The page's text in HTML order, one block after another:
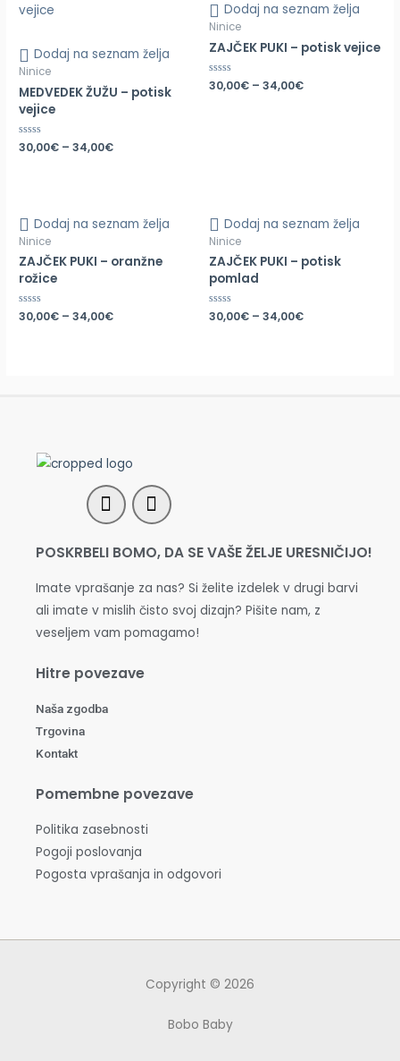
Dodaj na seznam želja
Ninice
MEDVEDEK ŽUŽU – potisk
vejice
Ocenjeno
0
30,00€ –34,00€
Dodaj na seznam želja
Ninice
ZAJČEK PUKI – potisk vejice
Ocenjeno
0
30,00€ – 34,00€
Dodaj na seznam želja
Ninice
ZAJČEK PUKI – oranžne
rožice
Ocenjeno
0
30,00€ –34,00€
Dodaj na seznam želja
Ninice
ZAJČEK PUKI – potisk
pomlad
Ocenjeno
0
30,00€ – 34,00€
POSKRBELI BOMO, DA SE VAŠE ŽELJE URESNIČIJO!
Imate vprašanje za nas? Si želite izdelek v drugi barvi
ali imate v mislih čisto svoj dizajn? Pišite nam, z
veseljem vam pomagamo!
Hitre povezave
Naša zgodba
Trgovina
Kontakt
Pomembne povezave
Politika zasebnosti
Pogoji poslovanja
Pogosta vprašanja in odgovori
Copyright © 2026
Bobo Baby